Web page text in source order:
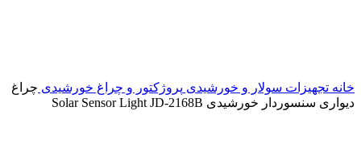
خانه تجهیزات سولار و خورشیدی پروژکتور و چراغ خورشیدی چراغ
دیواری سنسوردار خورشیدی Solar Sensor Light JD-2168B